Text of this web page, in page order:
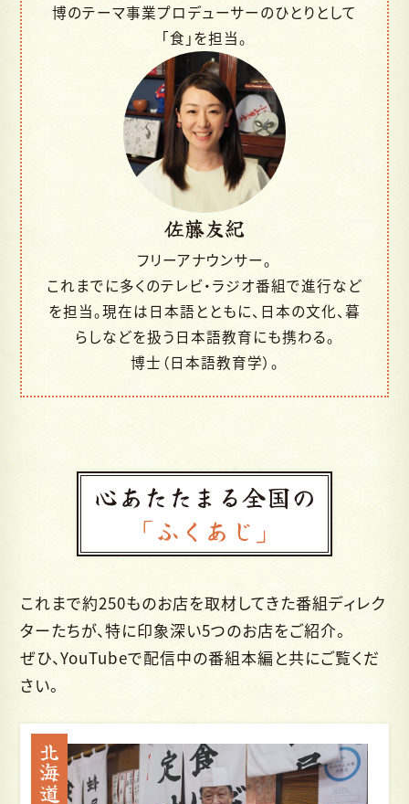
博のテーマ事業プロデューサーのひとりとして
「食」を担当。
佐藤友紀
フリーアナウンサー。
これまでに多くのテレビ・ラジオ番組で進行など
を担当。現在は日本語とともに、日本の文化、暮
らしなどを扱う日本語教育にも携わる。
博士（日本語教育学）。
心あたたまる全国の
「ふくあじ」
これまで約250ものお店を取材してきた番組ディレク
ターたちが、特に印象深い5つのお店をご紹介。
ぜひ、YouTubeで配信中の番組本編と共にご覧くだ
さい。
北海道